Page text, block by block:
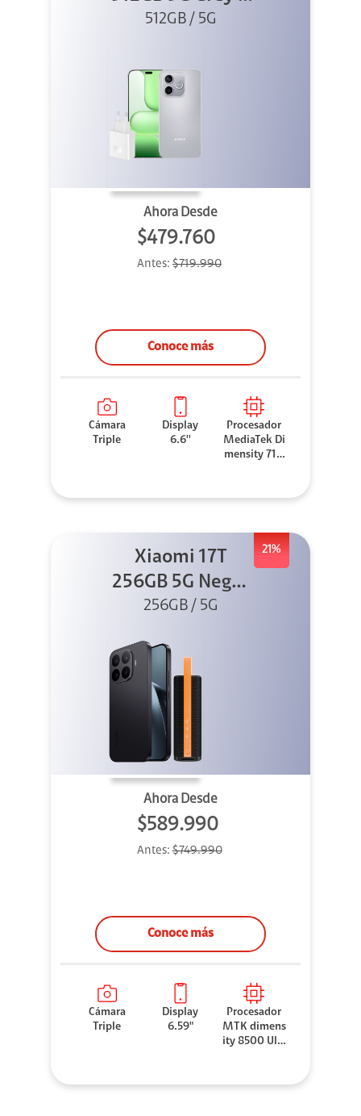
45W
512GB / 5G
Ahora Desde
$479.760
Antes: $719.990
Conoce más
Cámara
Triple
Display
6.6''
Procesador
MediaTek Di
mensity 710
21%
Xiaomi 17T
256GB 5G Negro
+ Sound
256GB / 5G
Ahora Desde
$589.990
Antes:$749.990
Conoce más
Cámara
Triple
Display
6.59"
Procesador
MTK dimens
ity 8500 Ultr